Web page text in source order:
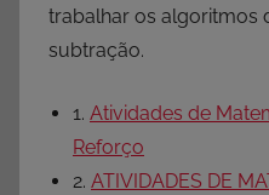
trabalhar os algoritmos
subtração.
1. Atividades de
Reforço
2. ATIVIDADES DE